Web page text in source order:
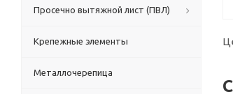
Просечно вытяжной лист (ПВЛ)
Крепежные элементы
Металлочерепица